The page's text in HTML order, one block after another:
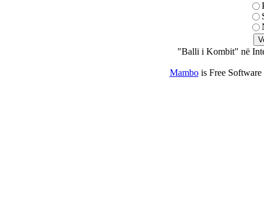
"Balli i Kombit" në
Mambois Free Software